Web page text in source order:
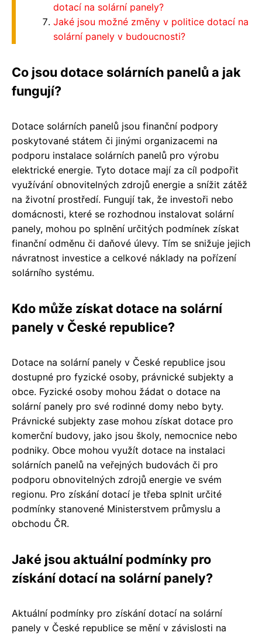
dotací na solární panely?
Jaké jsou možné změny v politice dotací na
solární panely v budoucnosti?
Co jsou dotace solárních panelů a jak
fungují?
Dotace solárních panelů jsou finanční podpory
poskytované státem či jinými organizacemi na
podporu instalace solárních panelů pro výrobu
elektrické energie. Tyto dotace mají za cíl podpořit
využívání obnovitelných zdrojů energie a snížit zátěž
na životní prostředí. Fungují tak, že investoři nebo
domácnosti, které se rozhodnou instalovat solární
panely, mohou po splnění určitých podmínek získat
finanční odměnu či daňové úlevy. Tím se snižuje jejich
návratnost investice a celkové náklady na pořízení
solárního systému.
Kdo může získat dotace na solární
panely v České republice?
Dotace na solární panely v České republice jsou
dostupné pro fyzické osoby, právnické subjekty a
obce. Fyzické osoby mohou žádat o dotace na
solární panely pro své rodinné domy nebo byty.
Právnické subjekty zase mohou získat dotace pro
komerční budovy, jako jsou školy, nemocnice nebo
podniky. Obce mohou využít dotace na instalaci
solárních panelů na veřejných budovách či pro
podporu obnovitelných zdrojů energie ve svém
regionu. Pro získání dotací je třeba splnit určité
podmínky stanovené Ministerstvem průmyslu a
obchodu ČR.
Jaké jsou aktuální podmínky pro
získání dotací na solární panely?
Aktuální podmínky pro získání dotací na solární
panely v České republice se mění v závislosti na